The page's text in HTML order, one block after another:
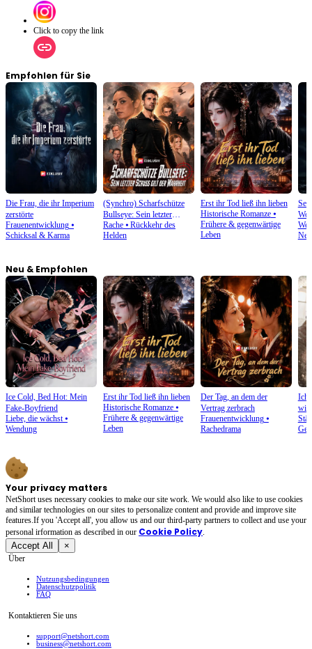
Click to copy the link
Empfohlen für Sie
Die Frau, die ihr Imperium
zerstörte
Frauenentwicklung ⦁
Schicksal & Karma
(Synchro) Scharfschütze
Bullseye: Sein letzter
Schuss gilt der Wahrheit
Rache⦁ Rückkehr des
Helden
Erst ihr Tod ließ ihn lieben
Historische Romanze⦁
Frühere & gegenwärtige
Leben
Neu & Empfohlen
Ice Cold, Bed Hot: Mein
Fake-Boyfriend
Liebe, die wächst⦁
Wendung
Erst ihr Tod ließ ihn lieben
Historische Romanze⦁
Frühere & gegenwärtige
Leben
Der Tag, an dem der
Vertrag zerbrach
Frauenentwicklung⦁
Rachedrama
Ich
will
Your privacy matters
NetShort uses necessary cookies to make our site work. We would also like to use cookies
and similar technologies on our sites to personalize content and provide and improve site
features.If you 'Accept all', you allow us and our third-party partners to collect and use your
personal irformation as described in our Cookie Policy.
Accept All ×
Über
Nutzungsbedingungen
Datenschutzpolitik
FAQ
Kontaktieren Sie uns
support@netshort.com
business@netshort.com